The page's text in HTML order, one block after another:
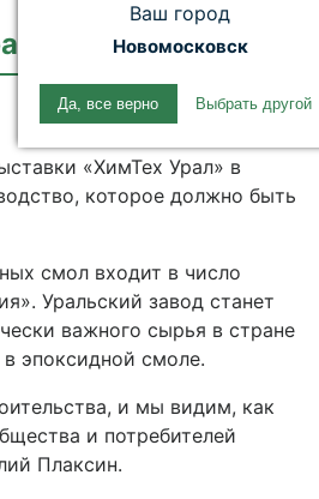
Ваш город
Новомосковск
Да, все верно Выбрать другой
на выставке
«ХимТех Урал» в
которое должно быть
смол входит в число
Уральский завод станет
важного сырья в стране
эпоксидной смоле.
и мы видим, как
и потребителей
Плаксин.